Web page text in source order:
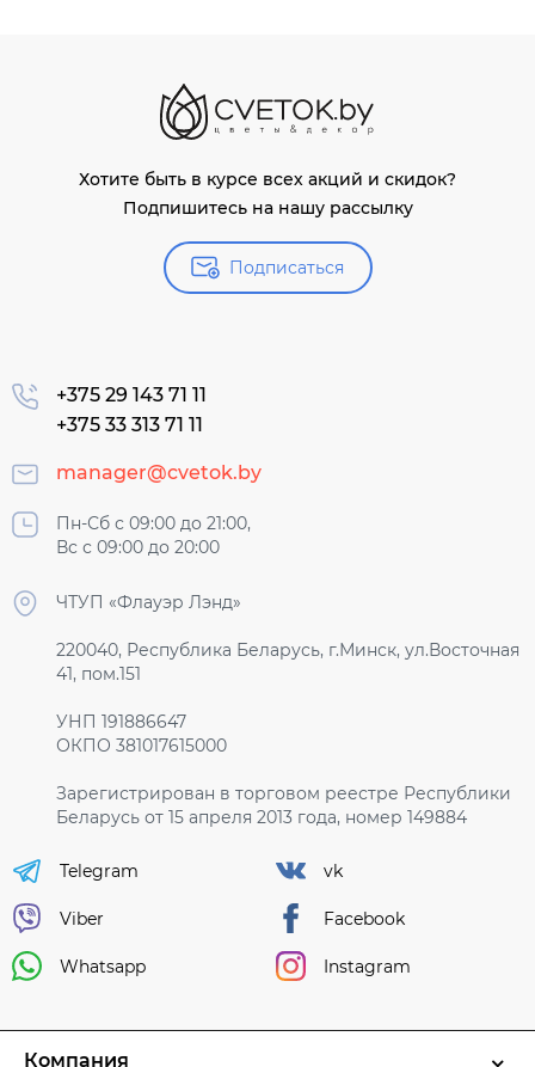
Хотите быть в курсе всех акций и скидок?
Подпишитесь на нашу рассылку
Подписаться
+375 29 143 71 11
+375 33 313 71 11
manager@cvetok.by
Пн-Сб с 09:00 до 21:00,
Вс с 09:00 до 20:00
ЧТУП «Флауэр Лэнд»
220040, Республика Беларусь, г.Минск, ул.Восточная
41, пом.151
УНП 191886647
ОКПО 381017615000
Зарегистрирован в торговом реестре Республики
Беларусь от 15 апреля 2013 года, номер 149884
Telegram
Viber
Whatsapp
vk
Facebook
Instagram
Компания